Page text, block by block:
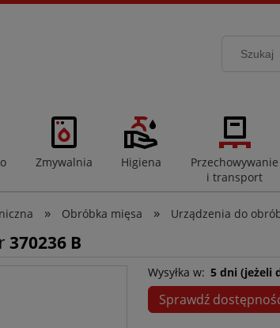
Zmywalnia Higiena
Przechowywanie
i transport
» Obróbka mięsa » Urządzenia do
370236 B
Wysyłka w: 5 dni (jeżeli
Sprawdź